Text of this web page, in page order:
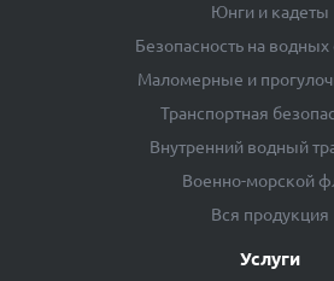
Юнги и кадеты
Безопасность на водных
Маломерные и
Транспортная
Внутренний водный
Военно-морской
Вся продукция
Услуги